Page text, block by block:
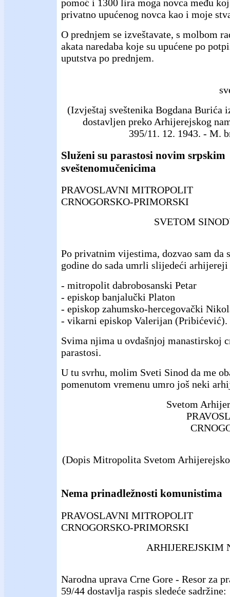
pomoć i 1300 lira moga novca među
privatno upućenog novca kao i moje
O prednjem se izveštavate, s molbom
akata naredaba koje su upućene po
uputstva po prednjem.
(Izvještaj sveštenika Bogdana
dostavljen preko Arhijerejskog
395/11. 12. 1943. - M.
Služeni su parastosi novim srpskim
sveštenomučenicima
PRAVOSLAVNI MITROPOLIT
CRNOGORSKO-PRIMORSKI
SVETOM
Po privatnim vijestima, dozvao sam da
godine do sada umrli slijedeći arhijereji
- mitropolit dabrobosanski Petar
- episkop banjalučki Platon
- episkop zahumsko-hercegovački
- vikarni episkop Valerijan (Pribićević).
Svima njima u ovdašnjoj manastirskoj
parastosi.
U tu svrhu, molim Sveti Sinod da me
pomenutom vremenu umro još neki
Svetom
(Dopis Mitropolita Svetom
Nema prinadležnosti komunistima
PRAVOSLAVNI MITROPOLIT
CRNOGORSKO-PRIMORSKI
ARHIJEREJSKIM
Narodna uprava Crne Gore - Resor za
59/44 dostavlja raspis sledeće sadržine: